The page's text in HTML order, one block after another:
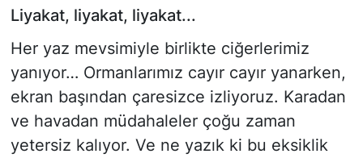
Liyakat, liyakat, liyakat...
Her yaz mevsimiyle birlikte ciğerlerimiz
yanıyor… Ormanlarımız cayır cayır yanarken,
ekran başından çaresizce izliyoruz. Karadan
ve havadan müdahaleler çoğu zaman
yetersiz kalıyor. Ve ne yazık ki bu eksiklik
MAGAZİN
SAĞLIK
Siyaset
YEREL HABER
Son Dakika Haberleri
Haber Arşivi